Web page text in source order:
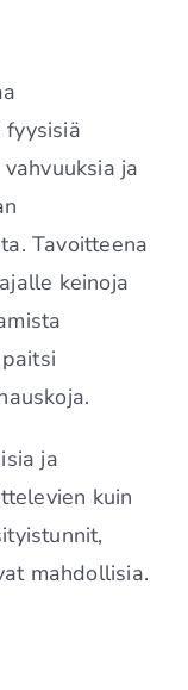
fyysisiä
ja
Tavoitteena
keinoja
ja
kuin
mahdollisia.